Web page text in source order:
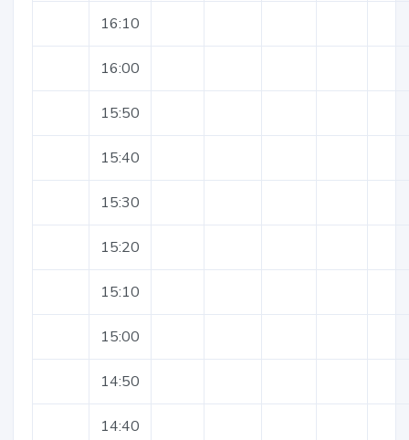
16:10
16:00
15:50
15:40
15:30
15:20
15:10
15:00
14:50
14:40